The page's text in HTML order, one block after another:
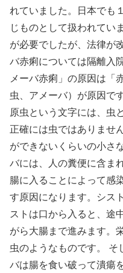
れていました。日本でも
じものとして扱われてい
が必要でしたが、法律が
バ赤痢については隔離入
メーバ赤痢」の原因は「
虫、アメーバ）が原因です
原虫という文字には、虫
正確には虫ではありませ
ができないくらいの小さ
バには、人の糞便に含ま
腸に入ることによって感
す原因になります。シス
ストは口から入ると、途
がら大腸まで進みます。
虫のようなものです。 そ
バは腸を食い破って潰瘍